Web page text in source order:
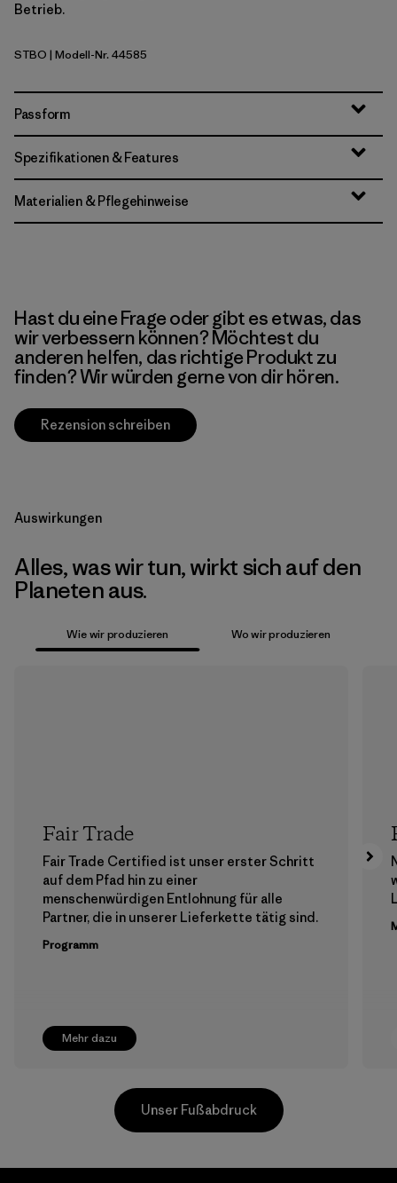
Betrieb.
Strata Stripe: Bobcat Brown
STBO | Modell-Nr. 44585
Passform
Spezifikationen & Features
Materialien & Pflegehinweise
Hast du eine Frage oder gibt es etwas, das
wir verbessern können? Möchtest du
anderen helfen, das richtige Produkt zu
finden? Wir würden gerne von dir hören.
Rezension schreiben
Auswirkungen
Alles, was wir tun, wirkt sich auf den
Planeten aus.
Wie wir produzieren Wo wir produzieren
Mehr dazu
Fair Trade
Fair Trade Certified ist unser erster Schritt
auf dem Pfad hin zu einer
menschenwürdigen Entlohnung für alle
Partner, die in unserer Lieferkette tätig sind.
Programm
Unser Fußabdruck